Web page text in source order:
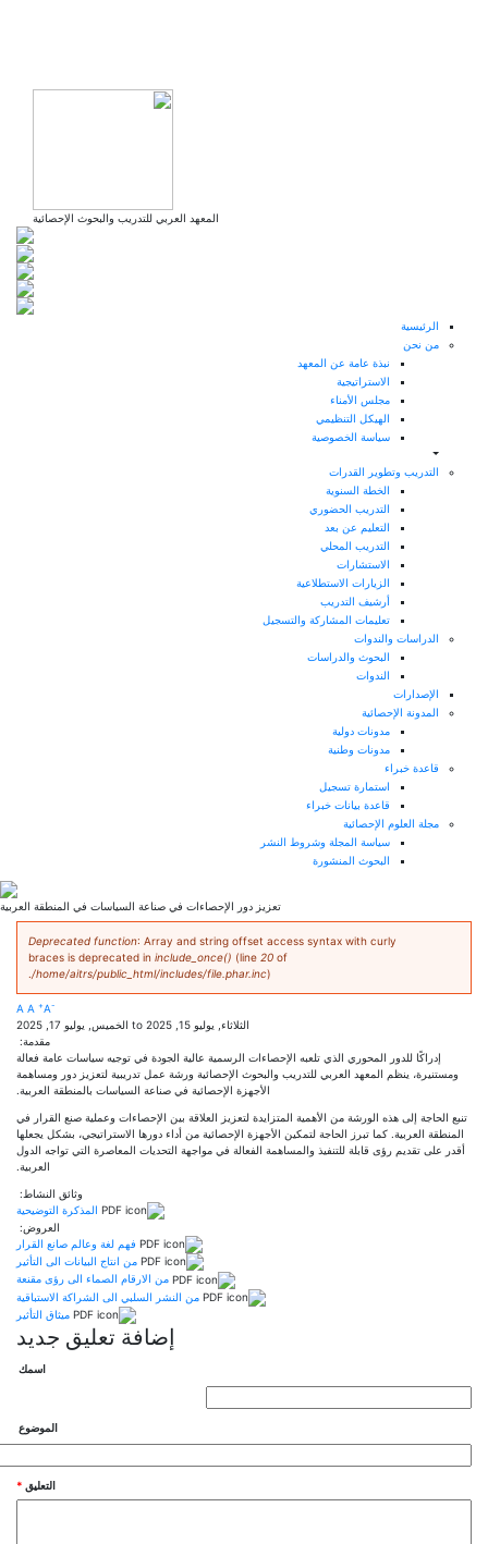
المعهد العربي للتدريب والبحوث الإحصائية
الرئيسية
من نحن
نبذة عامة عن المعهد
الاستراتيجية
مجلس الأمناء
الهيكل التنظيمي
سياسة الخصوصية
التدريب وتطوير القدرات
الخطة السنوية
التدريب الحضوري
التعليم عن بعد
التدريب المحلي
الاستشارات
الزيارات الاستطلاعية
أرشيف التدريب
تعليمات المشاركة والتسجيل
الدراسات والندوات
البحوث والدراسات
الندوات
الإصدارات
المدونة الإحصائية
مدونات دولية
مدونات وطنية
قاعدة خبراء
استمارة تسجيل
قاعدة بيانات خبراء
مجلة العلوم الإحصائية
سياسة المجلة وشروط النشر
البحوث المنشورة
تعزيز دور الإحصاءات في صناعة السياسات في المنطقة العربية
رسالة الخطأ Deprecated function : Array and string offset access syntax with curly
braces is deprecated in include_once()(line
/home/aitrs/public_html/includes/file.phar.inc
الثلاثاء, يوليو 15, 2025
to
الخميس, يوليو 17, 2025
إدراكًا للدور المحوري الذي تلعبه الإحصاءات الرسمية عالية الجودة في توجيه سياسات عامة فعالة
ينظم المعهد العربي للتدريب والبحوث الإحصائية ورشة عمل تدريبية لتعزيز دور ومساهمة
الأجهزة الإحصائية في صناعة السياسات بالمنطقة العربية.
الحاجة إلى هذه الورشة من الأهمية المتزايدة لتعزيز العلاقة بين الإحصاءات وعملية صنع القرار في
العربية. كما تبرز الحاجة لتمكين الأجهزة الإحصائية من أداء دورها الاستراتيجي، بشكل يجعلها
على تقديم رؤى قابلة للتنفيذ والمساهمة الفعالة في مواجهة التحديات المعاصرة التي تواجه الدول
وثائق النشاط:
المذكرة التوضيحية
العروض:
فهم لغة وعالم صانع القرار
من انتاج البيانات الى التأثير
من الارقام الصماء الى رؤى مقنعة
من النشر السلبي الى الشراكة الاستباقية
ميثاق التأثير
إضافة تعليق جديد
‏الموضوع ‏
*